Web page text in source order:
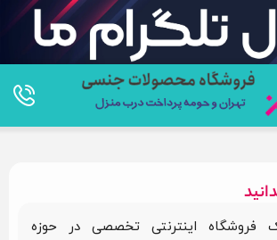
فروشگاه اینترنتی تخصصی در حوزه